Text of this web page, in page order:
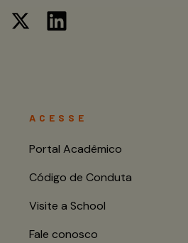
ACESSE
Portal Acadêmico
Código de Conduta
Visite a School
Fale conosco